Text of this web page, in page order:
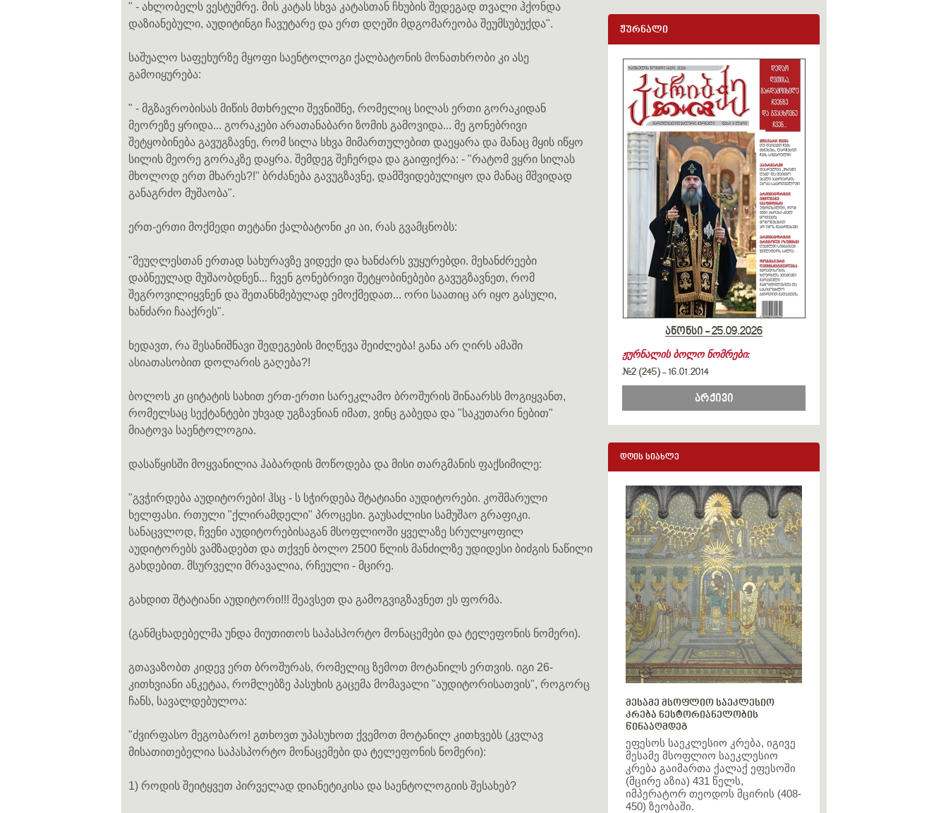
" - ახლობელს ვესტუმრე. მის კატას სხვა კატასთან ჩხუბის შედეგად თვალი ჰქონდა
დაზიანებული, აუდიტინგი ჩავუტარე და ერთ დღეში მდგომარეობა შეუმსუბუქდა".
საშუალო საფეხურზე მყოფი საენტოლოგი ქალბატონის მონათხრობი კი ასე
გამოიყურება:
" - მგზავრობისას მიწის მთხრელი შევნიშნე, რომელიც სილას ერთი გორაკიდან
მეორეზე ყრიდა... გორაკები არათანაბარი ზომის გამოვიდა... მე გონებრივი
შეტყობინება გავუგზავნე, რომ სილა სხვა მიმართულებით დაეყარა და მანაც მყის იწყო
სილის მეორე გორაკზე დაყრა. შემდეგ შეჩერდა და გაიფიქრა: - "რატომ ვყრი სილას
მხოლოდ ერთ მხარეს?!" ბრძანება გავუგზავნე, დამშვიდებულიყო და მანაც მშვიდად
განაგრძო მუშაობა".
ერთ-ერთი მოქმედი თეტანი ქალბატონი კი აი, რას გვამცნობს:
"მეუღლესთან ერთად სახურავზე ვიდექი და ხანძარს ვუყურებდი. მეხანძრეები
დაბნეულად მუშაობდნენ... ჩვენ გონებრივი შეტყობინებები გავუგზავნეთ, რომ
შეგროვილიყვნენ და შეთანხმებულად ემოქმედათ... ორი საათიც არ იყო გასული,
ხანძარი ჩააქრეს".
ხედავთ, რა შესანიშნავი შედეგების მიღწევა შეიძლება! განა არ ღირს ამაში
ასიათასობით დოლარის გაღება?!
ბოლოს კი ციტატის სახით ერთ-ერთი სარეკლამო ბროშურის შინაარსს მოგიყვანთ,
რომელსაც სექტანტები უხვად უგზავნიან იმათ, ვინც გაბედა და "საკუთარი ნებით"
მიატოვა საენტოლოგია.
დასაწყისში მოყვანილია ჰაბარდის მოწოდება და მისი თარგმანის ფაქსიმილე:
"გვჭირდება აუდიტორები! ჰსც - ს სჭირდება შტატიანი აუდიტორები. კოშმარული
ხელფასი. რთული "ქლირამდელი" პროცესი. გაუსაძლისი სამუშაო გრაფიკი.
სანაცვლოდ, ჩვენი აუდიტორებისაგან მსოფლიოში ყველაზე სრულყოფილ
აუდიტორებს ვამზადებთ და თქვენ ბოლო 2500 წლის მანძილზე უდიდესი ბიძგის ნაწილი
გახდებით. მსურველი მრავალია, რჩეული - მცირე.
გახდით შტატიანი აუდიტორი!!! შეავსეთ და გამოგვიგზავნეთ ეს ფორმა.
(განმცხადებელმა უნდა მიუთითოს საპასპორტო მონაცემები და ტელეფონის ნომერი).
გთავაზობთ კიდევ ერთ ბროშურას, რომელიც ზემოთ მოტანილს ერთვის. იგი 26-
კითხვიანი ანკეტაა, რომლებზე პასუხის გაცემა მომავალი "აუდიტორისათვის", როგორც
ჩანს, სავალდებულოა:
"ძვირფასო მეგობარო! გთხოვთ უპასუხოთ ქვემოთ მოტანილ კითხვებს (კვლავ
მისათითებელია საპასპორტო მონაცემები და ტელეფონის ნომერი):
1) როდის შეიტყვეთ პირველად დიანეტიკისა და საენტოლოგიის შესახებ?
ჟურნალი
ანონსი - 25.09.2026
ჟურნალის ბოლო ნომრები:
#2 (245)-16.01.2014
არქივი
დღის სიახლე
მესამე მსოფლიო საეკლესიო
კრება ნესტორიანელობის
წინააღმდეგ
ეფესოს საეკლესიო კრება, იგივე
მესამე მსოფლიო საეკლესიო
კრება გაიმართა ქალაქ ეფესოში
(მცირე აზია) 431 წელს,
იმპერატორ თეოდოს მცირის (408-
450) ზეობაში.